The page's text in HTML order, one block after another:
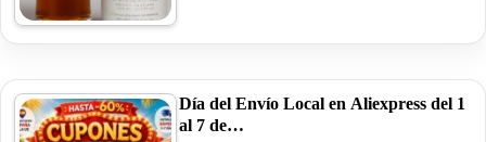
Día del Envío Local en Aliexpress del 1
al 7 de…